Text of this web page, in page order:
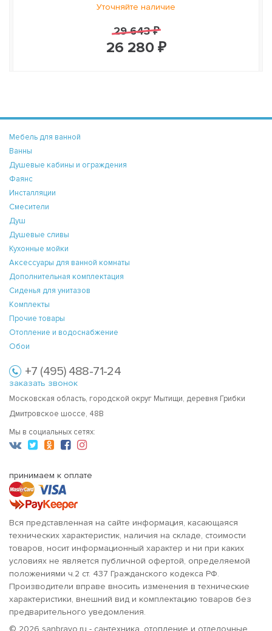
Уточняйте наличие
29 643 ₽
26 280 ₽
Мебель для ванной
Ванны
Душевые кабины и ограждения
Фаянс
Инсталляции
Смесители
Душ
Душевые сливы
Кухонные мойки
Аксессуары для ванной комнаты
Дополнительная комплектация
Сиденья для унитазов
Комплекты
Прочие товары
Отопление и водоснабжение
Обои
+7 (495) 488-71-24
заказать звонок
Московская область, городской округ Мытищи, деревня Грибки
Дмитровское шоссе, 48В
Мы в социальных сетях:
принимаем к оплате
Вся представленная на сайте информация, касающаяся
технических характеристик, наличия на складе, стоимости
товаров, носит информационный характер и ни при каких
условиях не является публичной офертой, определяемой
положениями ч.2 ст. 437 Гражданского кодекса РФ.
Производители вправе вносить изменения в технические
характеристики, внешний вид и комплектацию товаров без
предварительного уведомления.
© 2026 sanbravo.ru - сантехника, отопление и отделочные